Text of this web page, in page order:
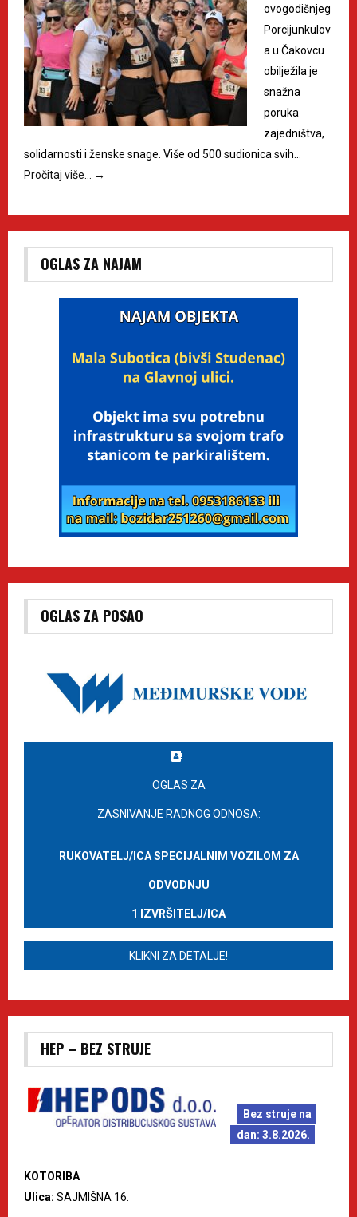
ovogodišnjeg
Porcijunkulov
a u Čakovcu
obilježila je
snažna
poruka
zajedništva,
solidarnosti i ženske snage. Više od 500 sudionica svih…
Pročitaj više…
→
OGLAS ZA NAJAM
OGLAS ZA POSAO
OGLAS ZA
ZASNIVANJE RADNOG ODNOSA:
RUKOVATELJ/ICA SPECIJALNIM VOZILOM ZA
ODVODNJU
1 IZVRŠITELJ/ICA
KLIKNI ZA DETALJE!
HEP – BEZ STRUJE
Bez struje na
dan: 3.8.2026.
KOTORIBA
Ulica: SAJMIŠNA 16.